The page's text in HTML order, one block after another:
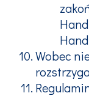
Wobec